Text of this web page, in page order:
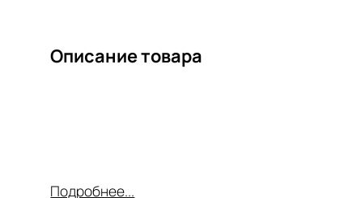
Описание товара
Подробнее...